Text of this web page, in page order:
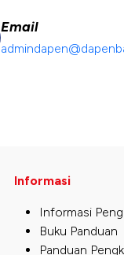
Email
Informasi
Informasi
Buku Panduan
Panduan